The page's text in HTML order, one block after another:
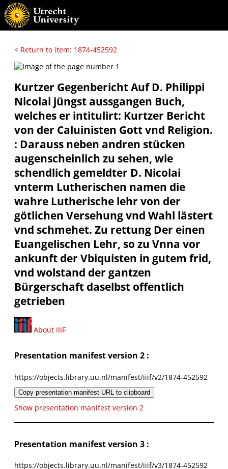
< Return to item: 1874-452592
Kurtzer Gegenbericht Auf D. Philippi
Nicolai jüngst aussgangen Buch,
welches er intitulirt: Kurtzer Bericht
von der Caluinisten Gott vnd Religion.
: Darauss neben andren stücken
augenscheinlich zu sehen, wie
schendlich gemeldter D. Nicolai
vnterm Lutherischen namen die
wahre Lutherische lehr von der
götlichen Versehung vnd Wahl lästert
vnd schmehet. Zu rettung Der einen
Euangelischen Lehr, so zu Vnna vor
ankunft der Vbiquisten in gutem frid,
vnd wolstand der gantzen
Bürgerschaft daselbst offentlich
getrieben
About IIIF
Presentation manifest version 2 :
https://objects.library.uu.nl/manifest/iiif/v2/1874-452592
Copy presentation manifest URL to clipboard
Show presentation manifest version 2
Presentation manifest version 3 :
https://objects.library.uu.nl/manifest/iiif/v3/1874-452592